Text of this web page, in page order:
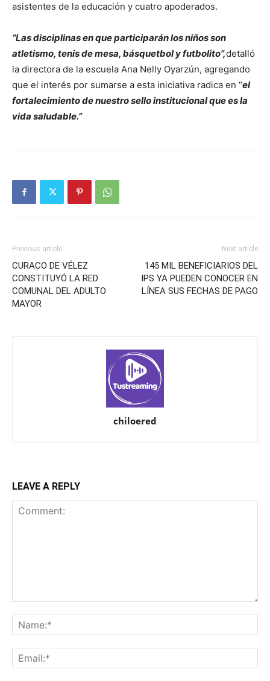
asistentes de la educación y cuatro apoderados.
“Las disciplinas en que participarán los niños son
atletismo, tenis de mesa, básquetbol y futbolito”,detalló
la directora de la escuela Ana Nelly Oyarzún, agregando
que el interés por sumarse a esta iniciativa radica en “el
fortalecimiento de nuestro sello institucional que es la
vida saludable.”
Previous article
CURACO DE VÉLEZ
CONSTITUYÓ LA RED
COMUNAL DEL ADULTO
MAYOR
Next article
145 MIL BENEFICIARIOS DEL
IPS YA PUEDEN CONOCER EN
LÍNEA SUS FECHAS DE PAGO
chiloered
LEAVE A REPLY